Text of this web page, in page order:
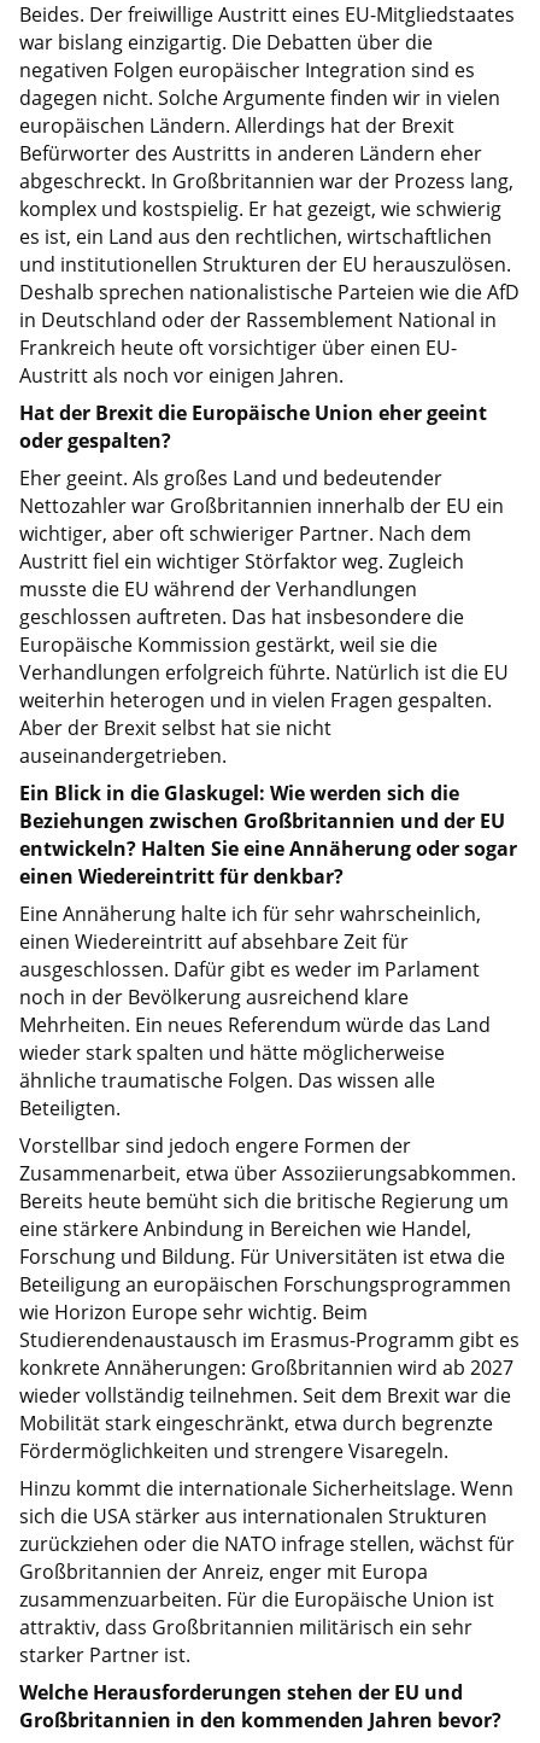
Beides. Der freiwillige Austritt eines EU-Mitgliedstaates
war bislang einzigartig. Die Debatten über die
negativen Folgen europäischer Integration sind es
dagegen nicht. Solche Argumente finden wir in vielen
europäischen Ländern. Allerdings hat der Brexit
Befürworter des Austritts in anderen Ländern eher
abgeschreckt. In Großbritannien war der Prozess lang,
komplex und kostspielig. Er hat gezeigt, wie schwierig
es ist, ein Land aus den rechtlichen, wirtschaftlichen
und institutionellen Strukturen der EU herauszulösen.
Deshalb sprechen nationalistische Parteien wie die AfD
in Deutschland oder der Rassemblement National in
Frankreich heute oft vorsichtiger über einen EU-
Austritt als noch vor einigen Jahren.
Hat der Brexit die Europäische Union eher geeint
oder gespalten?
Eher geeint. Als großes Land und bedeutender
Nettozahler war Großbritannien innerhalb der EU ein
wichtiger, aber oft schwieriger Partner. Nach dem
Austritt fiel ein wichtiger Störfaktor weg. Zugleich
musste die EU während der Verhandlungen
geschlossen auftreten. Das hat insbesondere die
Europäische Kommission gestärkt, weil sie die
Verhandlungen erfolgreich führte. Natürlich ist die EU
weiterhin heterogen und in vielen Fragen gespalten.
Aber der Brexit selbst hat sie nicht
auseinandergetrieben.
Ein Blick in die Glaskugel: Wie werden sich die
Beziehungen zwischen Großbritannien und der EU
entwickeln? Halten Sie eine Annäherung oder sogar
einen Wiedereintritt für denkbar?
Eine Annäherung halte ich für sehr wahrscheinlich,
einen Wiedereintritt auf absehbare Zeit für
ausgeschlossen. Dafür gibt es weder im Parlament
noch in der Bevölkerung ausreichend klare
Mehrheiten. Ein neues Referendum würde das Land
wieder stark spalten und hätte möglicherweise
ähnliche traumatische Folgen. Das wissen alle
Beteiligten.
Vorstellbar sind jedoch engere Formen der
Zusammenarbeit, etwa über Assoziierungsabkommen.
Bereits heute bemüht sich die britische Regierung um
eine stärkere Anbindung in Bereichen wie Handel,
Forschung und Bildung. Für Universitäten ist etwa die
Beteiligung an europäischen Forschungsprogrammen
wie Horizon Europe sehr wichtig. Beim
Studierendenaustausch im Erasmus-Programm gibt es
konkrete Annäherungen: Großbritannien wird ab 2027
wieder vollständig teilnehmen. Seit dem Brexit war die
Mobilität stark eingeschränkt, etwa durch begrenzte
Fördermöglichkeiten und strengere Visaregeln.
Hinzu kommt die internationale Sicherheitslage. Wenn
sich die USA stärker aus internationalen Strukturen
zurückziehen oder die NATO infrage stellen, wächst für
Großbritannien der Anreiz, enger mit Europa
zusammenzuarbeiten. Für die Europäische Union ist
attraktiv, dass Großbritannien militärisch ein sehr
starker Partner ist.
Welche Herausforderungen stehen der EU und
Großbritannien in den kommenden Jahren bevor?